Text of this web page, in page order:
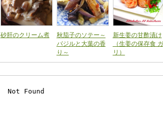
砂肝のクリーム煮
秋茄子のソテー～
バジルと大葉の香
り～
新生姜の甘酢漬け
（生姜の保存食 ガ
リ）